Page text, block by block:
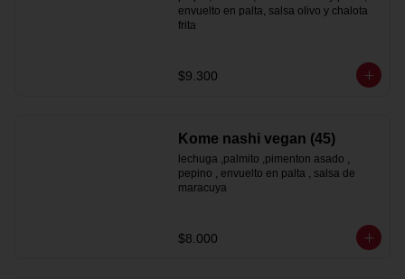
envuelto en palta, salsa olivo y chalota
frita
$9.300
Kome nashi vegan (45)
lechuga ,palmito ,pimenton asado ,
pepino , envuelto en palta , salsa de
maracuya
$8.000